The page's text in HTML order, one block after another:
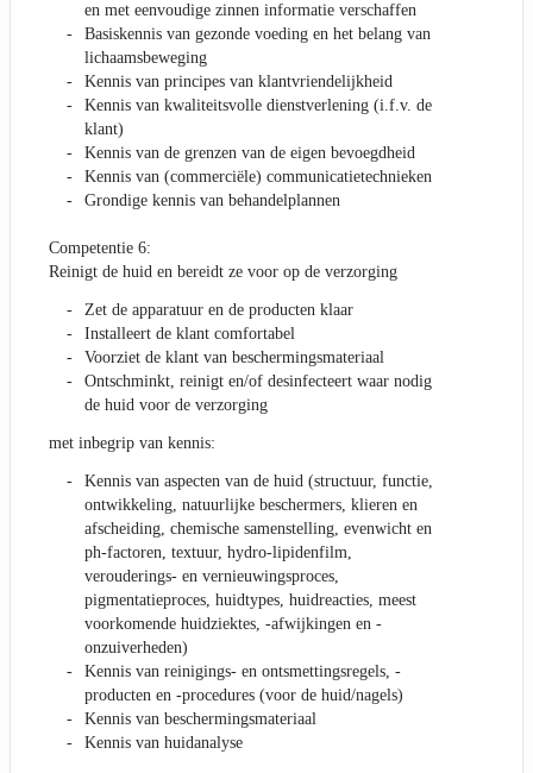
en met eenvoudige zinnen informatie verschaffen
Basiskennis van gezonde voeding en het belang van
lichaamsbeweging
Kennis van principes van klantvriendelijkheid
Kennis van kwaliteitsvolle dienstverlening (i.f.v. de
klant)
Kennis van de grenzen van de eigen bevoegdheid
Kennis van (commerciële) communicatietechnieken
Grondige kennis van behandelplannen
Competentie 6:
Reinigt de huid en bereidt ze voor op de verzorging
Zet de apparatuur en de producten klaar
Installeert de klant comfortabel
Voorziet de klant van beschermingsmateriaal
Ontschminkt, reinigt en/of desinfecteert waar nodig
de huid voor de verzorging
met inbegrip van kennis:
Kennis van aspecten van de huid (structuur, functie,
ontwikkeling, natuurlijke beschermers, klieren en
afscheiding, chemische samenstelling, evenwicht en
ph-factoren, textuur, hydro-lipidenfilm,
verouderings- en vernieuwingsproces,
pigmentatieproces, huidtypes, huidreacties, meest
voorkomende huidziektes, -afwijkingen en -
onzuiverheden)
Kennis van reinigings- en ontsmettingsregels, -
producten en -procedures (voor de huid/nagels)
Kennis van beschermingsmateriaal
Kennis van huidanalyse